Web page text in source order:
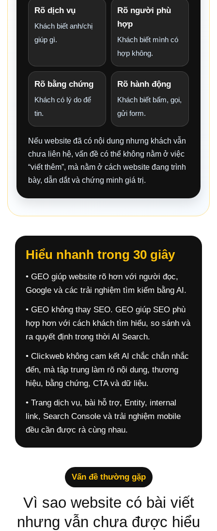
Rõ dịch vụ
Khách biết anh/chị
giúp gì.
Rõ người phù
hợp
Khách biết mình có
hợp không.
Rõ bằng chứng
Khách có lý do để
tin.
Rõ hành động
Khách biết bấm, gọi,
gửi form.
Nếu website đã có nội dung nhưng khách vẫn
chưa liên hệ, vấn đề có thể không nằm ở việc
“viết thêm”, mà nằm ở cách website đang trình
bày, dẫn dắt và chứng minh giá trị.
Hiểu nhanh trong 30 giây
• GEO giúp website rõ hơn với người đọc,
Google và các trải nghiệm tìm kiếm bằng AI.
• GEO không thay SEO. GEO giúp SEO phù
hợp hơn với cách khách tìm hiểu, so sánh và
ra quyết định trong thời AI Search.
• Clickweb không cam kết AI chắc chắn nhắc
đến, mà tập trung làm rõ nội dung, thương
hiệu, bằng chứng, CTA và dữ liệu.
• Trang dịch vụ, bài hỗ trợ, Entity, internal
link, Search Console và trải nghiệm mobile
đều cần được rà cùng nhau.
Vấn đề thường gặp
Vì sao website có bài viết
nhưng vẫn chưa được hiểu